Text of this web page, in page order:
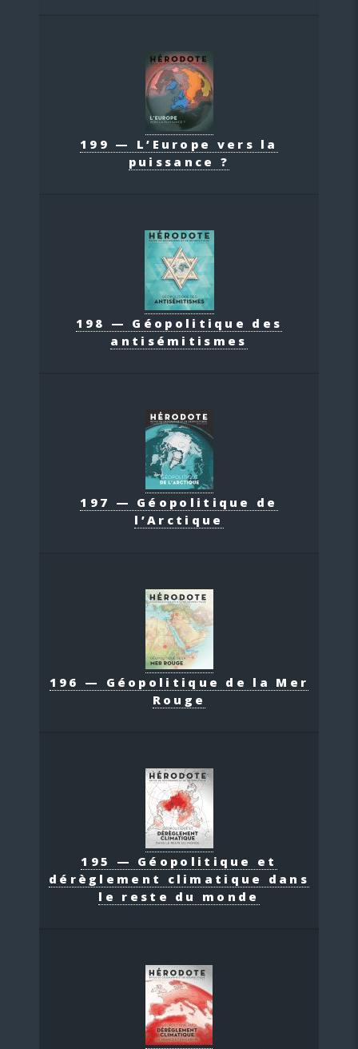
199 — L’Europe vers la
puissance ?
198 — Géopolitique des
antisémitismes
197 — Géopolitique de
l’Arctique
196 — Géopolitique de la Mer
Rouge
195 — Géopolitique et
dérèglement climatique dans
le reste du monde